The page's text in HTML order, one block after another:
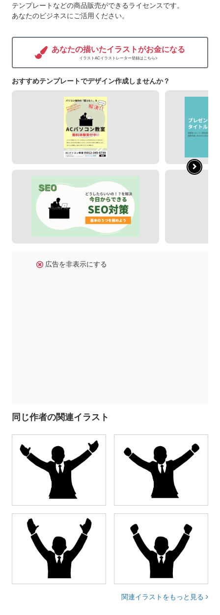
テンプレートなどの商品販売ができるライセンスです。
あなたのビジネスにご活用ください。
あなたの描いたイラストがお金になる
イラストACイラストレーター登録はこちら>
おすすめテンプレートでデザイン作成しませんか？
広告を非表示にする
同じ作者の関連イラスト
関連イラストをもっと見る